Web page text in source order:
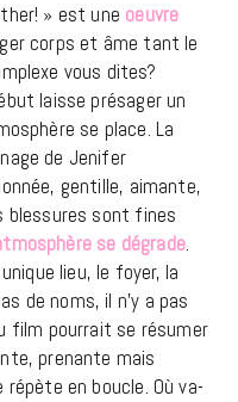
» est une oeuvre
corps et âme tant le
vous dites?
laisse présager un
se place. La
de Jenifer
gentille, aimante,
blessures sont fines
se dégrade.
lieu, le foyer, la
de noms, il n’y a pas
film pourrait se résumer
prenante mais
en boucle. Où va-